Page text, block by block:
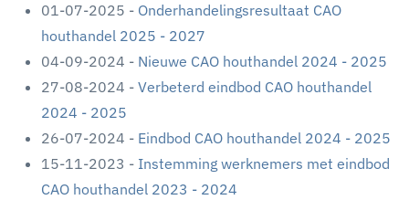
01-07-2025 - Onderhandelingsresultaat CAO
houthandel 2025 - 2027
04-09-2024 - Nieuwe CAO houthandel 2024 - 2025
27-08-2024 - Verbeterd eindbod CAO houthandel
2024 - 2025
26-07-2024 - Eindbod CAO houthandel 2024 - 2025
15-11-2023 - Instemming werknemers met eindbod
CAO houthandel 2023 - 2024